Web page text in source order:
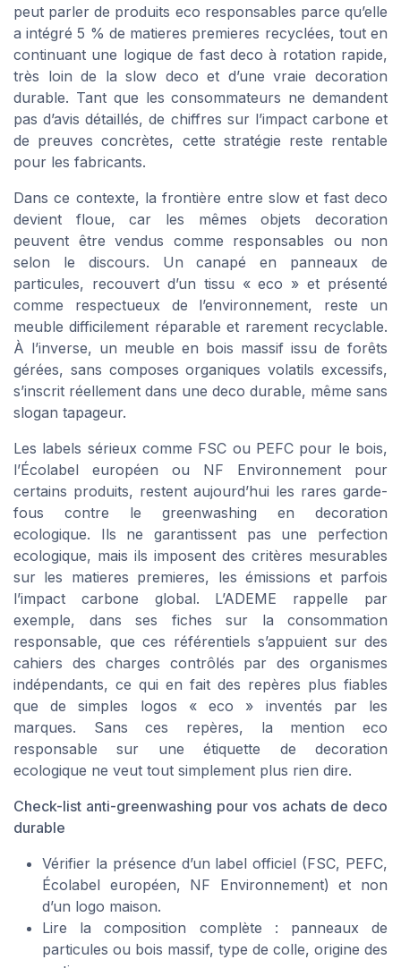
peut parler de produits eco responsables parce qu’elle
a intégré 5 % de matieres premieres recyclées, tout en
continuant une logique de fast deco à rotation rapide,
très loin de la slow deco et d’une vraie decoration
durable. Tant que les consommateurs ne demandent
pas d’avis détaillés, de chiffres sur l’impact carbone et
de preuves concrètes, cette stratégie reste rentable
pour les fabricants.
Dans ce contexte, la frontière entre slow et fast deco
devient floue, car les mêmes objets decoration
peuvent être vendus comme responsables ou non
selon le discours. Un canapé en panneaux de
particules, recouvert d’un tissu « eco » et présenté
comme respectueux de l’environnement, reste un
meuble difficilement réparable et rarement recyclable.
À l’inverse, un meuble en bois massif issu de forêts
gérées, sans composes organiques volatils excessifs,
s’inscrit réellement dans une deco durable, même sans
slogan tapageur.
Les labels sérieux comme FSC ou PEFC pour le bois,
l’Écolabel européen ou NF Environnement pour
certains produits, restent aujourd’hui les rares garde-
fous contre le greenwashing en decoration
ecologique. Ils ne garantissent pas une perfection
ecologique, mais ils imposent des critères mesurables
sur les matieres premieres, les émissions et parfois
l’impact carbone global. L’ADEME rappelle par
exemple, dans ses fiches sur la consommation
responsable, que ces référentiels s’appuient sur des
cahiers des charges contrôlés par des organismes
indépendants, ce qui en fait des repères plus fiables
que de simples logos « eco » inventés par les
marques. Sans ces repères, la mention eco
responsable sur une étiquette de decoration
ecologique ne veut tout simplement plus rien dire.
Check-list anti-greenwashing pour vos achats de deco
durable
Vérifier la présence d’un label officiel (FSC, PEFC,
Écolabel européen, NF Environnement) et non
d’un logo maison.
Lire la composition complète : panneaux de
particules ou bois massif, type de colle, origine des